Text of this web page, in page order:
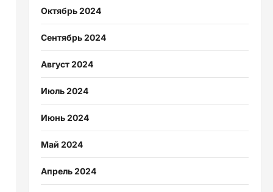
Октябрь 2024
Сентябрь 2024
Август 2024
Июль 2024
Июнь 2024
Май 2024
Апрель 2024